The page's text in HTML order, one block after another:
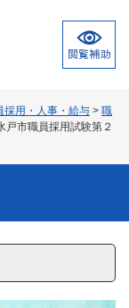
採用・人事・給与 > 職
戸市職員採用試験第２